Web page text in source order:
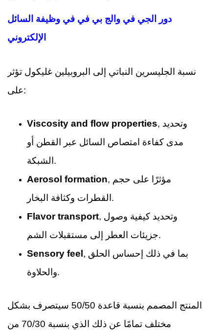
دور الجي في والج بي في في وظيفة السائل
الإلكتروني
نسبة الجليسرين النباتي إلى البروبيلين غليكول تؤثر
على:
Viscosity and flow properties, وتحديد
مدى كفاءة امتصاص السائل عبر القطن أو
الشبكة.
Aerosol formation, مؤثرًا على حجم
القطرات وكثافة البخار.
Flavor transport, وتحديد كيفية وصول
جزيئات العطر إلى مستقبلات الشم.
Sensory feel , بما في ذلك إحساس الحلق
والحلاوة.
المنتج المصمم بنسبة قاعدة 50/50 سيتصرف بشكل
مختلف تمامًا عن ذلك الذي بنسبة 70/30 من